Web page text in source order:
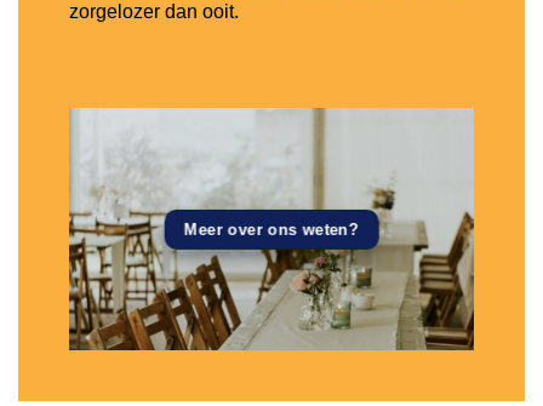
zorgelozer dan ooit.
Meer over ons weten?